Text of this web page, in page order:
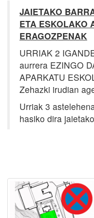
JAIETAKO
ETA ESKOLAKO
ERAGOZPENAK
URRIAK 2
aurrera EZINGO
APARKATU
Zehazki irudian
Urriak 3
hasiko dira